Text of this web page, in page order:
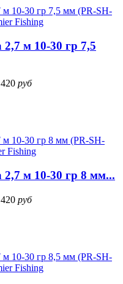
м 10-30 гр 7,5
420 руб
м 10-30 гр 8 мм...
420 руб